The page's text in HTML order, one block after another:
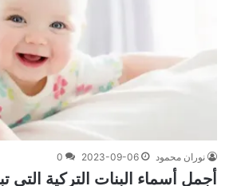
نوران محمود 2023-09-06
0
أجمل أسماء البنات التركية التي